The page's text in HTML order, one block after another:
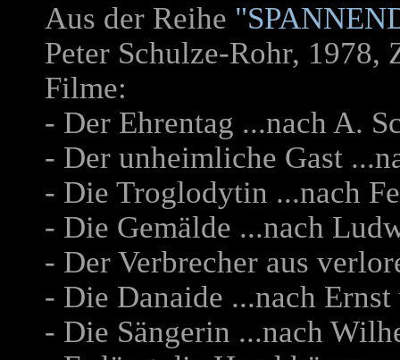
Aus der Reihe
Peter Schulze-Rohr, 1978,
Filme:
- Der Ehrentag ...nach A.
- Der unheimliche Gast
- Die Troglodytin ...nach
- Die Gemälde ...nach
- Der Verbrecher aus
- Die Danaide ...nach
- Die Sängerin ...nach